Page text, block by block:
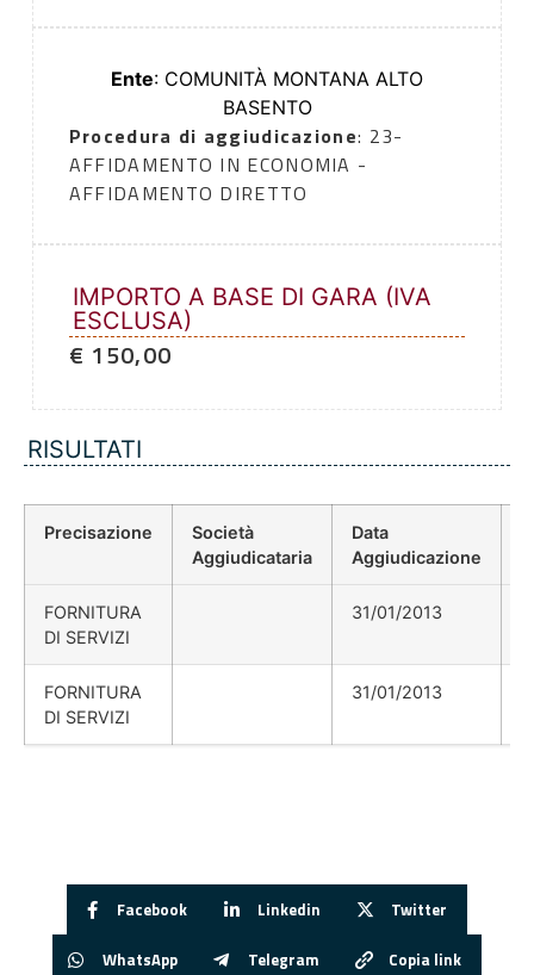
Ente: COMUNITÀ MONTANA ALTO
BASENTO
Procedura di aggiudicazione: 23-
AFFIDAMENTO IN ECONOMIA -
AFFIDAMENTO DIRETTO
IMPORTO A BASE DI GARA (IVA
ESCLUSA)
€ 150,00
RISULTATI
Precisazione
Società
Aggiudicataria
Data
Aggiudicazione
FORNITURA
DI SERVIZI
31/01/2013
FORNITURA
DI SERVIZI
31/01/2013
Facebook Linkedin Twitter
WhatsApp Telegram Copia link